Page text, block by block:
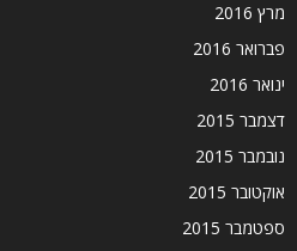
מרץ 2016
פברואר 2016
ינואר 2016
דצמבר 2015
נובמבר 2015
אוקטובר 2015
ספטמבר 2015